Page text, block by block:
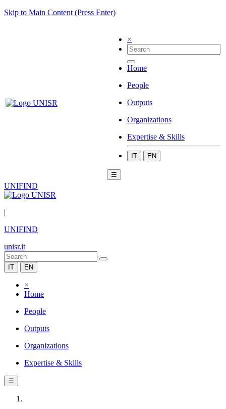
Skip to Main Content (Press Enter)
×
Home
People
Outputs
Organizations
Expertise & Skills
IT EN
☰
UNIFIND
|
UNIFIND
unisr.it
IT EN
×
Home
People
Outputs
Organizations
Expertise & Skills
☰